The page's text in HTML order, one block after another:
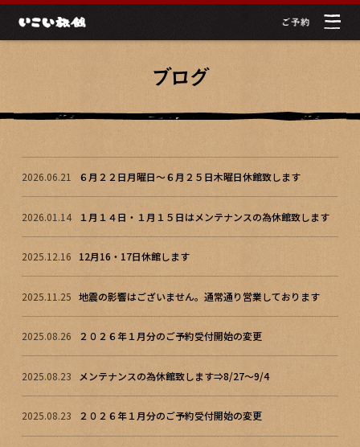
2026.06.21 ６月２２日月曜日～６月２５日木曜日休館致します
2026.01.14 １月１４日・１月１５日はメンテナンスの為休館致します
2025.12.16 12月16・17日休館します
2025.11.25 地震の影響はございません。通常通り営業しております
2025.08.26 ２０２６年１月分のご予約受付開始の変更
2025.08.23 メンテナンスの為休館致します⇒8/27～9/4
2025.08.23 ２０２６年１月分のご予約受付開始の変更